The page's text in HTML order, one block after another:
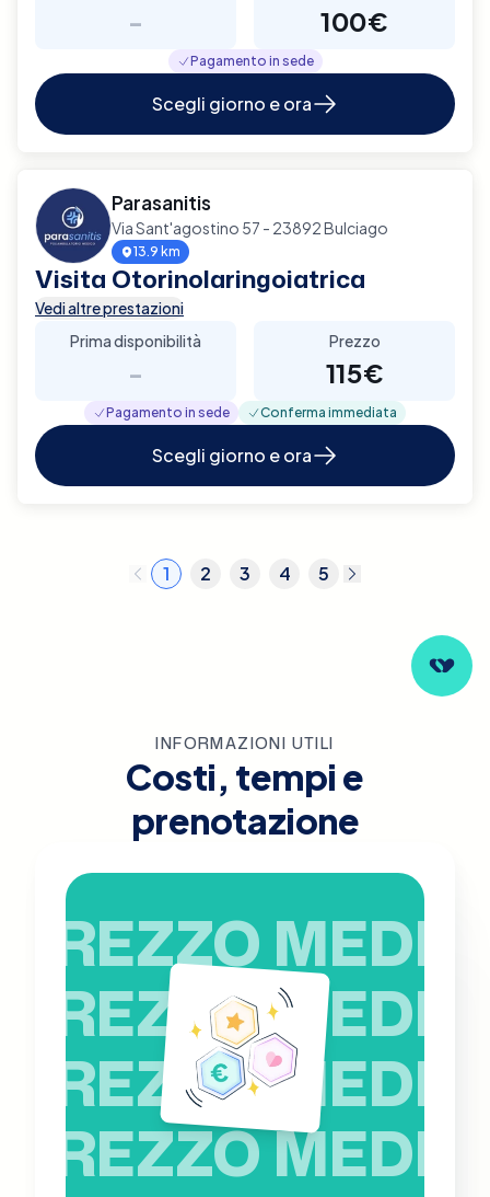
- 100€
Pagamento in sede
Scegli giorno e ora
Parasanitis
Via Sant'agostino 57 - 23892 Bulciago
13.9 km
Visita Otorinolaringoiatrica
Vedi altre prestazioni
Prima disponibilità
-
Prezzo
115€
Pagamento in sede Conferma immediata
Scegli giorno e ora
1 2 3 4 5
INFORMAZIONI UTILI
Costi, tempi e
prenotazione
PREZZO MEDIO
PREZZO MEDIO
PREZZO MEDIO
PREZZO MEDIO